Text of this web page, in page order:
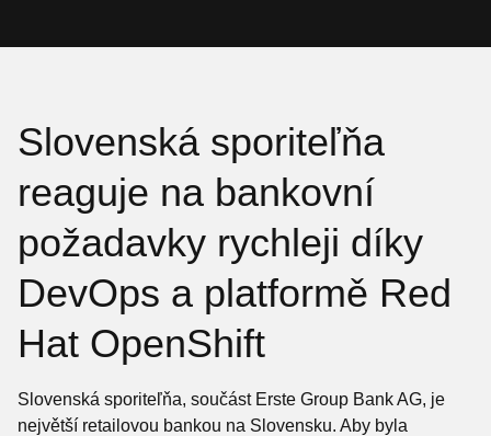
Slovenská sporiteľňa
reaguje na bankovní
požadavky rychleji díky
DevOps a platformě Red
Hat OpenShift
Slovenská sporiteľňa, součást Erste Group Bank AG, je
největší retailovou bankou na Slovensku. Aby byla